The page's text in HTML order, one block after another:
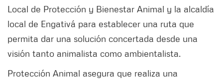
Local de Protección y Bienestar Animal y la alcaldía
local de Engativá para establecer una ruta que
permita dar una solución concertada desde una
visión tanto animalista como ambientalista.
Protección Animal asegura que realiza una